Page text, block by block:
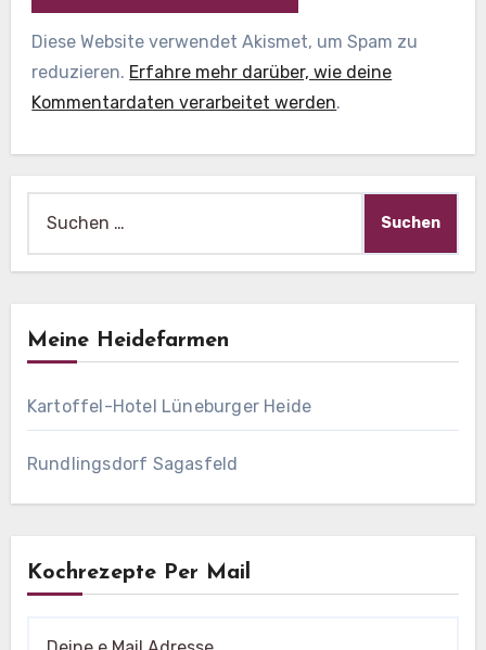
Diese Website verwendet Akismet, um Spam zu
reduzieren. Erfahre mehr darüber, wie deine
Kommentardaten verarbeitet werden.
nach:
Meine Heidefarmen
Kartoffel-Hotel Lüneburger Heide
Rundlingsdorf Sagasfeld
Kochrezepte Per Mail